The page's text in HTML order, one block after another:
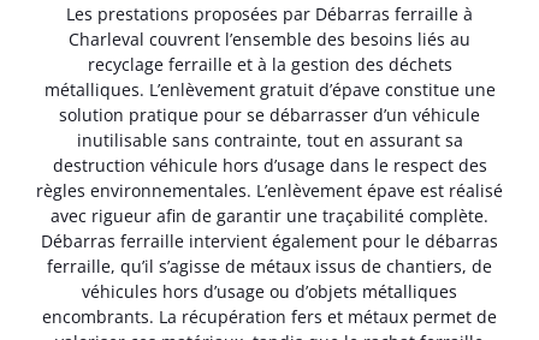
Les prestations proposées par Débarras ferraille à
Charleval couvrent l’ensemble des besoins liés au
recyclage ferraille et à la gestion des déchets
métalliques. L’enlèvement gratuit d’épave constitue une
solution pratique pour se débarrasser d’un véhicule
inutilisable sans contrainte, tout en assurant sa
destruction véhicule hors d’usage dans le respect des
règles environnementales. L’enlèvement épave est réalisé
avec rigueur afin de garantir une traçabilité complète.
Débarras ferraille intervient également pour le débarras
ferraille, qu’il s’agisse de métaux issus de chantiers, de
véhicules hors d’usage ou d’objets métalliques
encombrants. La récupération fers et métaux permet de